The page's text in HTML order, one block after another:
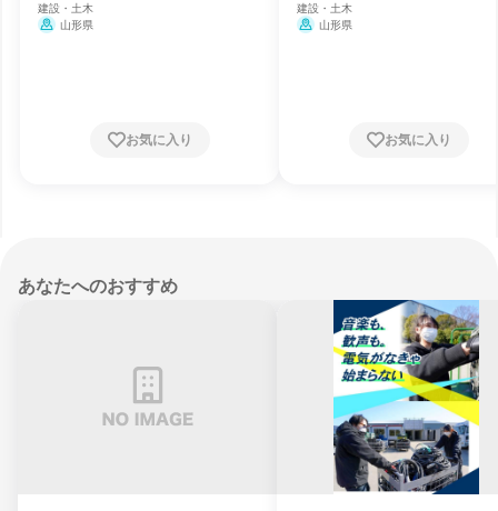
建設・土木
山形県
お気に入り
建設・土木
山形県
お気に入り
あなたへのおすすめ